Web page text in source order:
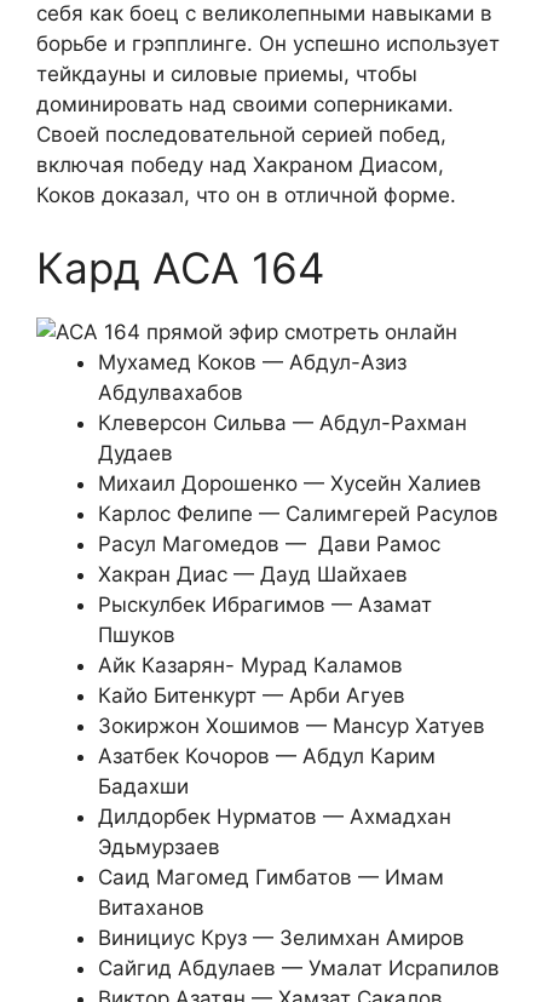
себя как боец с великолепными навыками в
борьбе и грэпплинге. Он успешно использует
тейкдауны и силовые приемы, чтобы
доминировать над своими соперниками.
Своей последовательной серией побед,
включая победу над Хакраном Диасом,
Коков доказал, что он в отличной форме.
Кард ACA 164
Мухамед Коков — Абдул-Азиз
Абдулвахабов
Клеверсон Сильва — Абдул-Рахман
Дудаев
Михаил Дорошенко — Хусейн Халиев
Карлос Фелипе — Салимгерей Расулов
Расул Магомедов — Дави Рамос
Хакран Диас — Дауд Шайхаев
Рыскулбек Ибрагимов — Азамат
Пшуков
Айк Казарян- Мурад Каламов
Кайо Битенкурт — Арби Агуев
Зокиржон Хошимов — Мансур Хатуев
Азатбек Кочоров — Абдул Карим
Бадахши
Дилдорбек Нурматов — Ахмадхан
Эдьмурзаев
Саид Магомед Гимбатов — Имам
Витаханов
Винициус Круз — Зелимхан Амиров
Сайгид Абдулаев — Умалат Исрапилов